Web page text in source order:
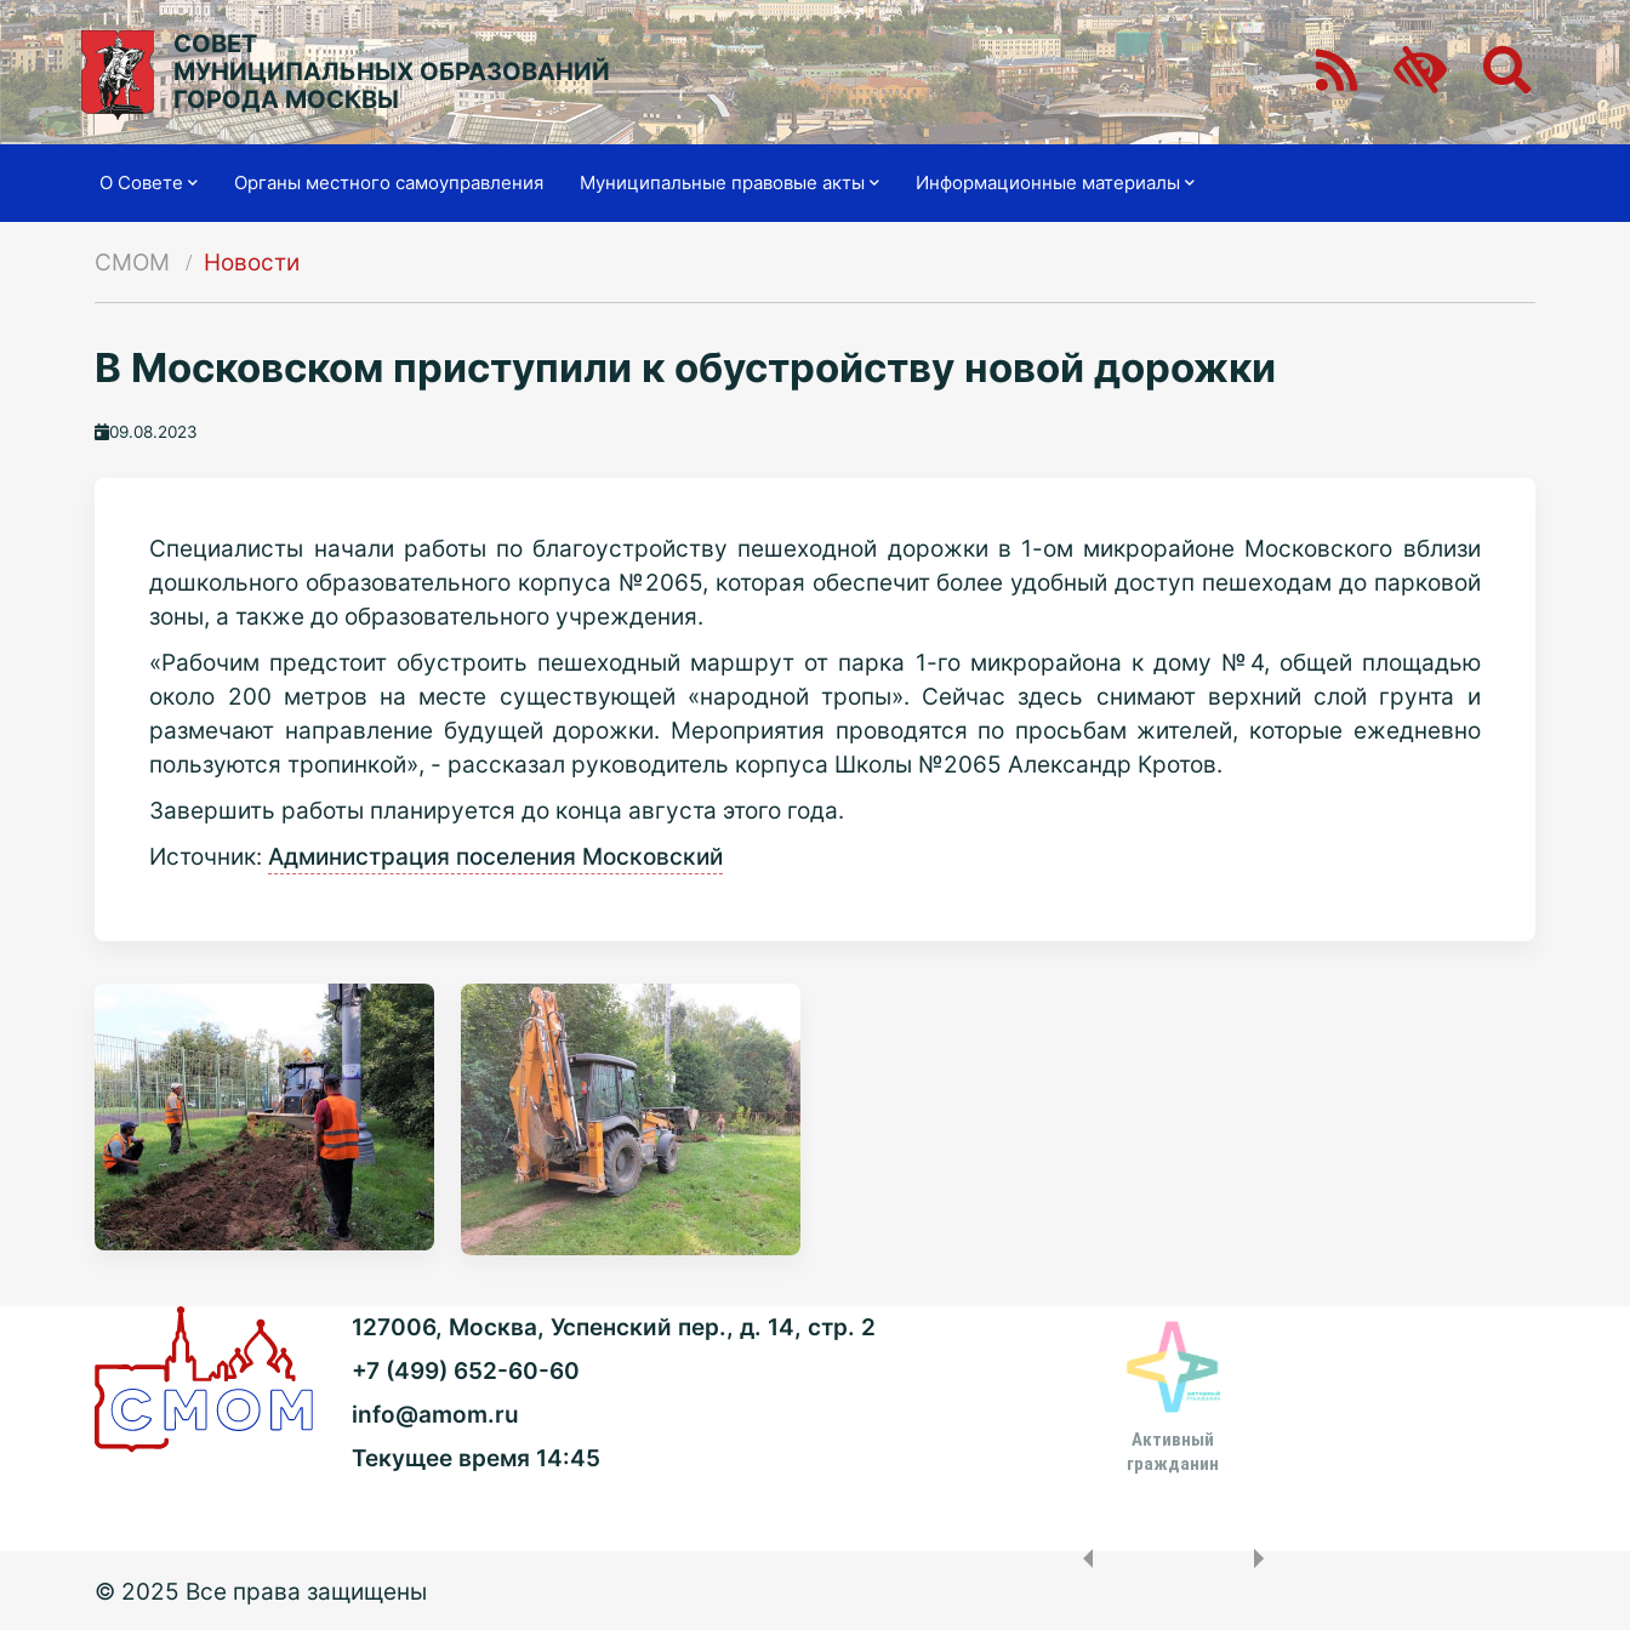
СОВЕТ
МУНИЦИПАЛЬНЫХ ОБРАЗОВАНИЙ
ГОРОДА МОСКВЫ
О Совете Органы местного самоуправления Муниципальные правовые акты Информационные материалы
СМОМ Новости
В Московском приступили к обустройству новой дорожки
09.08.2023
Специалисты начали работы по благоустройству пешеходной дорожки в 1-ом микрорайоне Московского вблизи
дошкольного образовательного корпуса №2065, которая обеспечит более удобный доступ пешеходам до парковой
зоны, а также до образовательного учреждения.
«Рабочим предстоит обустроить пешеходный маршрут от парка 1-го микрорайона к дому №4, общей площадью
около 200 метров на месте существующей «народной тропы». Сейчас здесь снимают верхний слой грунта и
размечают направление будущей дорожки. Мероприятия проводятся по просьбам жителей, которые ежедневно
пользуются тропинкой», - рассказал руководитель корпуса Школы №2065 Александр Кротов.
Завершить работы планируется до конца августа этого года.
Источник:Администрация поселения Московский
127006, Москва, Успенский пер., д. 14, стр. 2
+7 (499) 652-60-60
info@amom.ru
Текущее время 14:45
Активный
гражданин
© 2025 Все права защищены